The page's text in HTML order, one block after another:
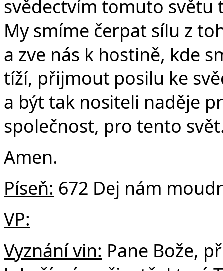
svědectvím tomuto světu
My smíme čerpat sílu z
a zve nás k hostině, kde
tíží, přijmout posilu ke
a být tak nositeli naděje
společnost, pro tento
Amen.
Píseň: 672 Dej nám
VP:
Vyznání vin: Pane Bože,